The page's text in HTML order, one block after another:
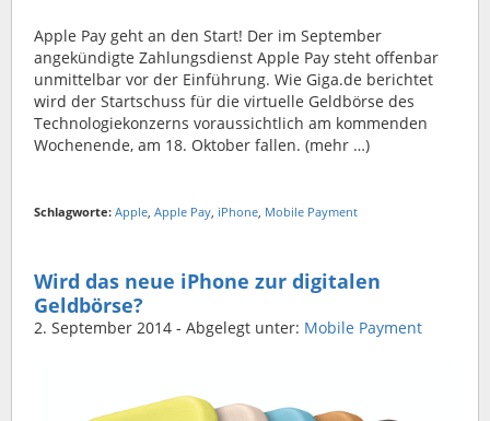
Apple Pay geht an den Start! Der im September
angekündigte Zahlungsdienst Apple Pay steht offenbar
unmittelbar vor der Einführung. Wie Giga.de berichtet
wird der Startschuss für die virtuelle Geldbörse des
Technologiekonzerns voraussichtlich am kommenden
Wochenende, am 18. Oktober fallen. (mehr …)
Schlagworte: Apple, Apple Pay, iPhone, Mobile Payment
Wird das neue iPhone zur digitalen
Geldbörse?
2. September 2014 - Abgelegt unter: Mobile Payment